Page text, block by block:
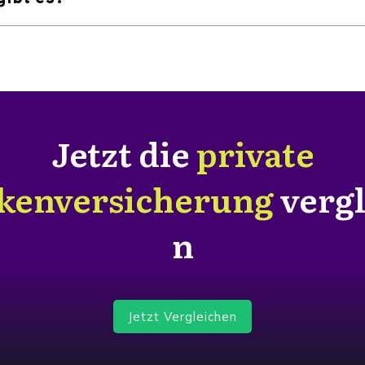
Jetzt dieprivate
n
Jetzt Vergleichen